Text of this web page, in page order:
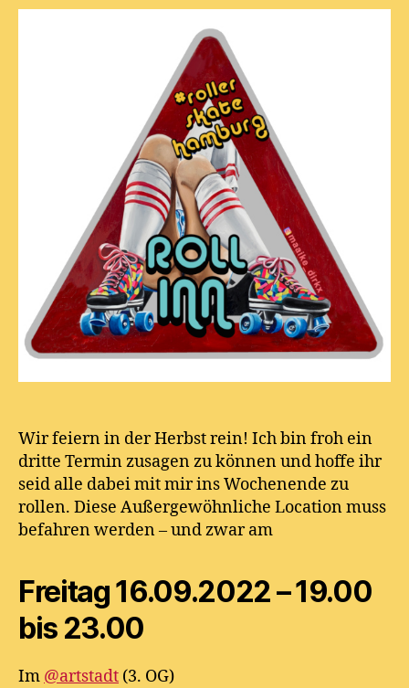
Nr.
Wir feiern in der Herbst rein! Ich bin froh ein
dritte Termin zusagen zu können und hoffe ihr
seid alle dabei mit mir ins Wochenende zu
rollen. Diese Außergewöhnliche Location muss
befahren werden – und zwar am
Freitag 16.09.2022 – 19.00
bis 23.00
Im @artstadt (3. OG)